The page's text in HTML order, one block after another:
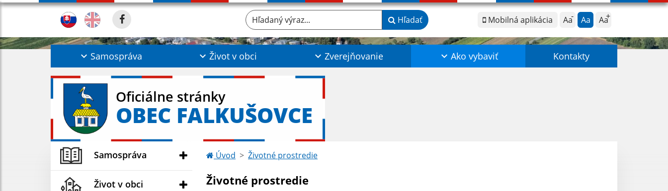
Mobilná aplikácia Aa Aa Aa
Hľadaný výraz... Hľadať
Samospráva Život v obci Zverejňovanie Ako vybaviť Kontakty
Oficiálne stránky
OBEC FALKUŠOVCE
Samospráva
Život v obci
Úvod Životné prostredie
Životné prostredie